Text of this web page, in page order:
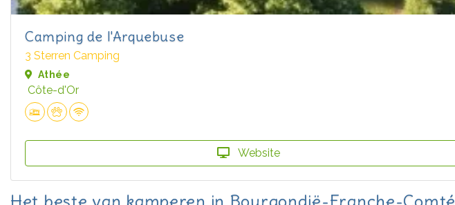
Camping de l'Arquebuse
3 Sterren Camping
Athée
Côte-d'Or
Website